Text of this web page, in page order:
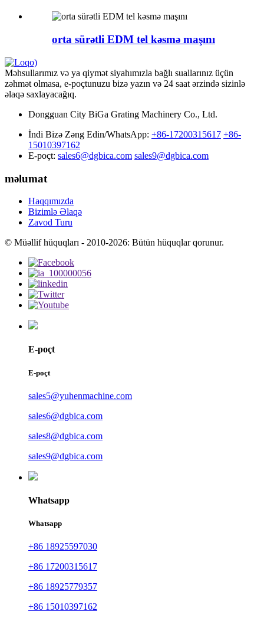
orta sürətli EDM tel kəsmə maşını
Məhsullarımız və ya qiymət siyahımızla bağlı suallarınız üçün
zəhmət olmasa, e-poçtunuzu bizə yazın və 24 saat ərzində sizinlə
əlaqə saxlayacağıq.
Dongguan City BiGa Grating Machinery Co., Ltd.
İndi Bizə Zəng Edin/WhatsApp: +86-17200315617 +86-
15010397162
E-poçt: sales6@dgbica.com sales9@dgbica.com
məlumat
Haqqımızda
Bizimlə Əlaqə
Zavod Turu
© Müəllif hüquqları - 2010-2026: Bütün hüquqlar qorunur.
E-poçt
E-poçt
sales5@yuhenmachine.com
sales6@dgbica.com
sales8@dgbica.com
sales9@dgbica.com
Whatsapp
Whatsapp
+86 18925597030
+86 17200315617
+86 18925779357
+86 15010397162